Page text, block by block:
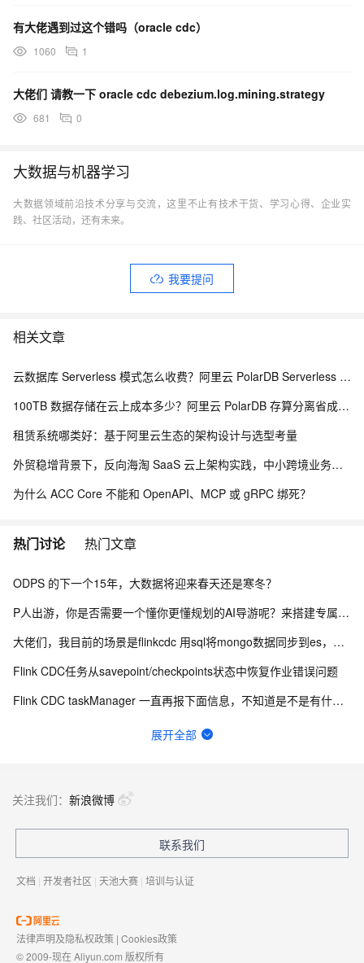
有大佬遇到过这个错吗（oracle cdc）
1060 1
大佬们 请教一下 oracle cdc debezium.log.mining.strategy
681 0
大数据与机器学习
大数据领域前沿技术分享与交流，这里不止有技术干货、学习心得、企业实
践、社区活动，还有未来。
我要提问
相关文章
云数据库 Serverless 模式怎么收费？阿里云 PolarDB Serverless 按需计费解析
100TB 数据存储在云上成本多少？阿里云 PolarDB 存算分离省成本解析
租赁系统哪类好：基于阿里云生态的架构设计与选型考量
外贸稳增背景下，反向海淘 SaaS 云上架构实践，中小跨境业务如何低成本扛住流量脉冲
为什么 ACC Core 不能和 OpenAPI、MCP 或 gRPC 绑死？
热门讨论 热门文章
ODPS 的下一个15年，大数据将迎来春天还是寒冬？
P人出游，你是否需要一个懂你更懂规划的AI导游呢？来搭建专属文旅问答机器人吧
大佬们，我目前的场景是flinkcdc 用sql将mongo数据同步到es，有人做过这样的场景吗？
Flink CDC任务从savepoint/checkpoints状态中恢复作业错误问题
Flink CDC taskManager 一直再报下面信息，不知道是不是有什么问题？
如何用实时数据同步打破企业数据孤岛？
展开全部
关注我们： 新浪微博
联系我们
文档 | 开发者社区 | 天池大赛 | 培训与认证
法律声明及隐私权政策 | Cookies政策
© 2009-现在 Aliyun.com 版权所有